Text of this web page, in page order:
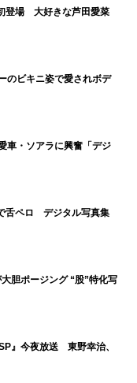
登場 大好きな芦田愛菜
のビキニ姿で愛されボデ
車・ソアラに興奮「デジ
舌ペロ デジタル写真集
胆ポージング “股”特化写
』今夜放送 東野幸治、